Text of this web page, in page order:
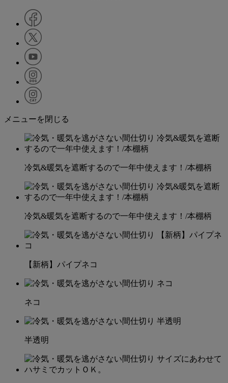
メニューを閉じる
冷気&暖気を遮断するので一年中使えます！/本棚柄
冷気&暖気を遮断するので一年中使えます！/本棚柄
【新柄】パイプネコ
ネコ
半透明